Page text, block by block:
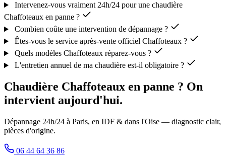
Intervenez-vous vraiment 24h/24 pour une chaudière
Chaffoteaux en panne ?
Combien coûte une intervention de dépannage ?
Êtes-vous le service après-vente officiel Chaffoteaux ?
Quels modèles Chaffoteaux réparez-vous ?
L'entretien annuel de ma chaudière est-il obligatoire ?
Chaudière Chaffoteaux en panne ? On
intervient aujourd'hui.
Dépannage 24h/24 à Paris, en IDF & dans l'Oise — diagnostic clair,
pièces d'origine.
06 44 64 36 86